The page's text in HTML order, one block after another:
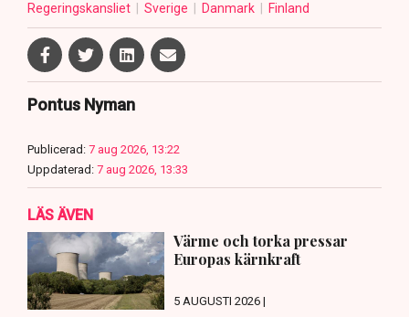
Regeringskansliet
Sverige Danmark Finland
Pontus Nyman
Publicerad: 7 aug 2026, 13:22
Uppdaterad: 7 aug 2026, 13:33
LÄS ÄVEN
Värme och torka pressar
Europas kärnkraft
5 AUGUSTI 2026 |